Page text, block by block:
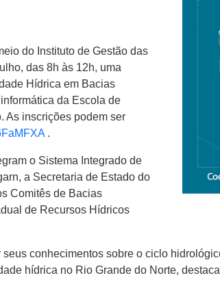
do Instituto de Gestão das
das 8h às 12h, uma
Hídrica em Bacias
da Escola de
As inscrições podem ser
.
o Sistema Integrado de
a Secretaria de Estado do
Comitês de Bacias
de Recursos Hídricos
conhecimentos sobre o ciclo
hídrica no Rio Grande do Norte,